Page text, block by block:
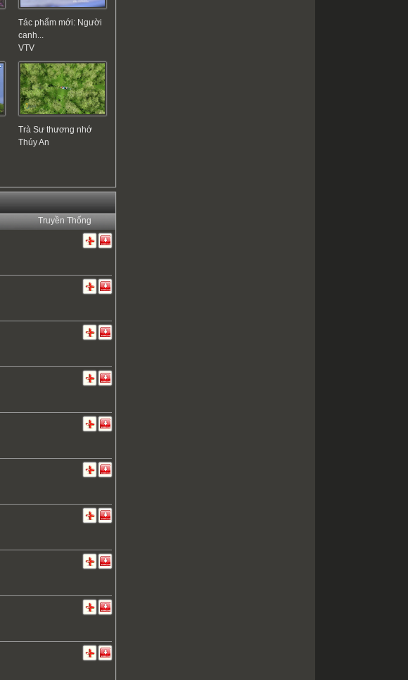
Tác phẩm mới: Người
canh...
VTV
Trà Sư thương nhớ
Thúy An
Truyền Thống